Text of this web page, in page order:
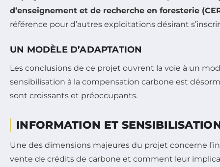
d’enseignement et de recherche en foresterie
référence pour d’autres exploitations désirant
UN MODÈLE D’ADAPTATION
Les conclusions de ce projet ouvrent la voie à un
sensibilisation à la compensation carbone est
sont croissants et préoccupants.
INFORMATION ET
Une des dimensions majeures du projet concerne
vente de crédits de carbone et comment leur